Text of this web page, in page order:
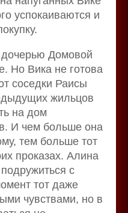
успокаиваются и
Домовой
Но Вика не готова
соседки Раисы
жильцов
на дом
И чем больше она
тем больше тот
проказах. Алина
с
тот даже
чувствами, но в